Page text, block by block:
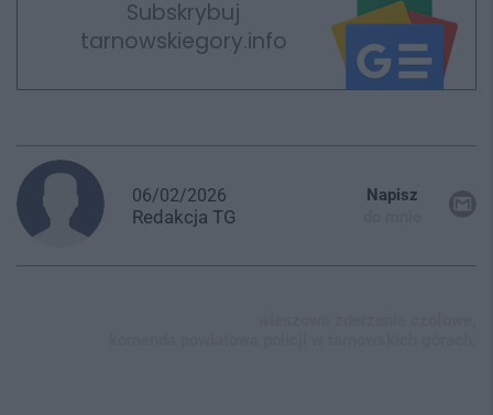
Subskrybuj
tarnowskiegory.info
06/02/2026
Redakcja TG
Napisz